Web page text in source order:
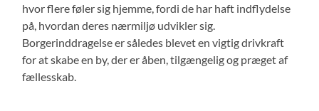
hvor flere føler sig hjemme, fordi de har haft indflydelse
på, hvordan deres nærmiljø udvikler sig.
Borgerinddragelse er således blevet en vigtig drivkraft
for at skabe en by, der er åben, tilgængelig og præget af
fællesskab.